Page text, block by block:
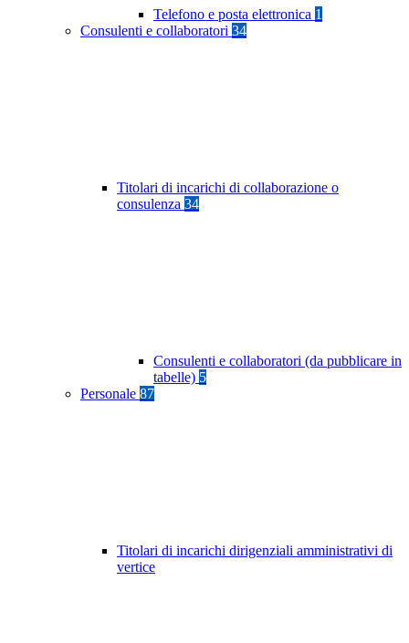
Telefono e posta elettronica 1
Consulenti e collaboratori 34
Titolari di incarichi di collaborazione o
consulenza 34
Consulenti e collaboratori (da pubblicare in
tabelle) 5
Personale 87
Titolari di incarichi dirigenziali amministrativi di
vertice